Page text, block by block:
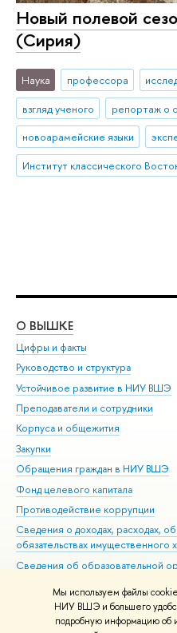
Мы используем файлы
НИУ ВШЭ и большего
подробную информацию об
Новый полевой
(Сирия)
Наука профессора
взгляд ученого
репортаж о
новоарамейские языки
О ВЫШКЕ
Цифры и факты
Руководство и структура
Устойчивое развитие в НИУ ВШЭ
Преподаватели и сотрудники
Корпуса и общежития
Закупки
Обращения граждан в НИУ ВШЭ
Фонд целевого капитала
Противодействие коррупции
Сведения о доходах, расходах,
обязательствах имущественного
Сведения об образовательной
Людям с ограниченными
Единая платежная страница
Работа в Вышке